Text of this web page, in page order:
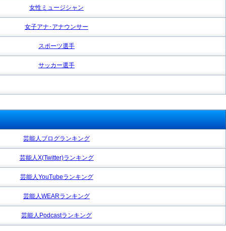
女性ミュージシャン
女子アナ･アナウンサー
スポーツ選手
サッカー選手
芸能人ブログランキング
芸能人X(Twitter)ランキング
芸能人YouTubeランキング
芸能人WEARランキング
芸能人Podcastランキング